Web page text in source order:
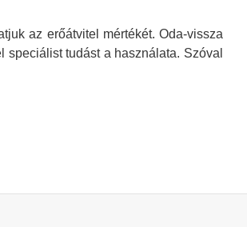
az erőátvitel mértékét. Oda-vissza
tudást a használata. Szóval